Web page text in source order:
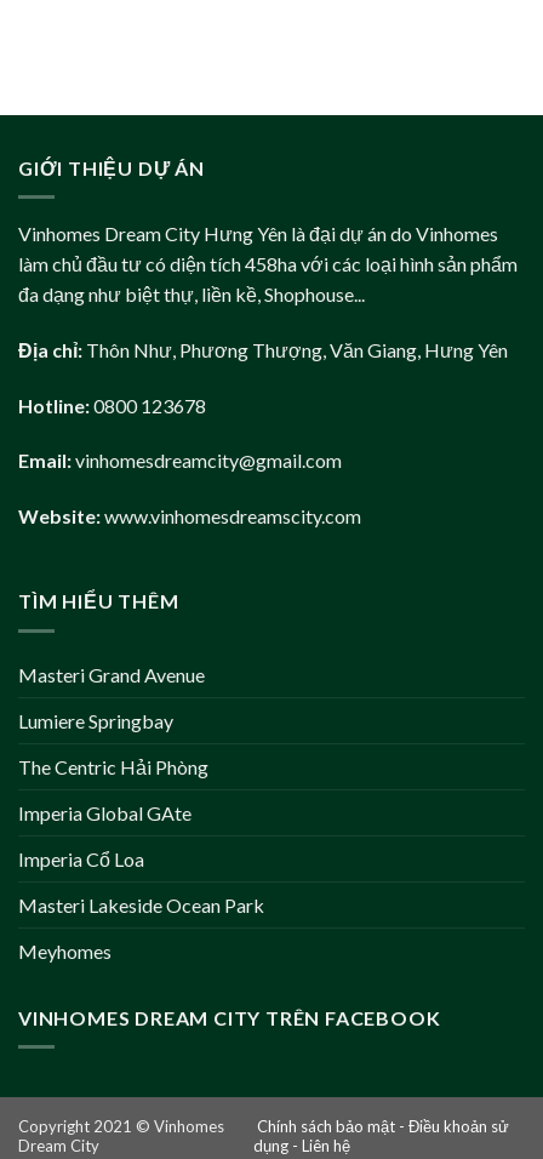
GIỚI THIỆU DỰ ÁN
Vinhomes Dream City Hưng Yên là đại dự án do Vinhomes
làm chủ đầu tư có diện tích 458ha với các loại hình sản phẩm
đa dạng như biệt thự, liền kề, Shophouse...
Địa chỉ: Thôn Như, Phương Thượng, Văn Giang, Hưng Yên
Hotline:0800 123678
Email:vinhomesdreamcity@gmail.com
Website:www.vinhomesdreamscity.com
TÌM HIỂU THÊM
Masteri Grand Avenue
Lumiere Springbay
The Centric Hải Phòng
Imperia Global GAte
Imperia Cổ Loa
Masteri Lakeside Ocean Park
Meyhomes
VINHOMES DREAM CITY TRÊN FACEBOOK
Copyright 2021 © Vinhomes
Dream City
Chính sách bảo mật -Điều khoản sử
dụng -Liên hệ